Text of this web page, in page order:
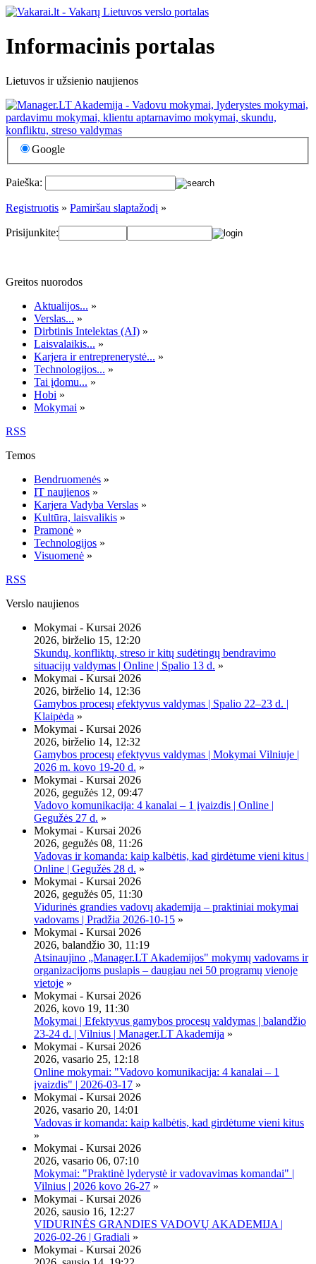
Informacinis portalas
Lietuvos ir užsienio naujienos
Google
Paieška:
Registruotis » Pamiršau slaptažodį »
Prisijunkite:
Greitos nuorodos
Aktualijos... »
Verslas... »
Dirbtinis Intelektas (AI) »
Laisvalaikis... »
Karjera ir entreprenerystė... »
Technologijos... »
Tai įdomu... »
Hobi »
Mokymai »
RSS
Temos
Bendruomenės »
IT naujienos »
Karjera Vadyba Verslas »
Kultūra, laisvalikis »
Pramonė »
Technologijos »
Visuomenė »
RSS
Verslo naujienos
Mokymai - Kursai 2026
2026, birželio 15, 12:20
Skundų, konfliktų, streso ir kitų sudėtingų bendravimo
situacijų valdymas | Online | Spalio 13 d. »
Mokymai - Kursai 2026
2026, birželio 14, 12:36
Gamybos procesų efektyvus valdymas | Spalio 22–23 d. |
Klaipėda »
Mokymai - Kursai 2026
2026, birželio 14, 12:32
Gamybos procesų efektyvus valdymas | Mokymai Vilniuje |
2026 m. kovo 19-20 d. »
Mokymai - Kursai 2026
2026, gegužės 12, 09:47
Vadovo komunikacija: 4 kanalai – 1 įvaizdis | Online |
Gegužės 27 d. »
Mokymai - Kursai 2026
2026, gegužės 08, 11:26
Vadovas ir komanda: kaip kalbėtis, kad girdėtume vieni kitus |
Online | Gegužės 28 d. »
Mokymai - Kursai 2026
2026, gegužės 05, 11:30
Vidurinės grandies vadovų akademija – praktiniai mokymai
vadovams | Pradžia 2026-10-15 »
Mokymai - Kursai 2026
2026, balandžio 30, 11:19
Atsinaujino „Manager.LT Akademijos" mokymų vadovams ir
organizacijoms puslapis – daugiau nei 50 programų vienoje
vietoje »
Mokymai - Kursai 2026
2026, kovo 19, 11:30
Mokymai | Efektyvus gamybos procesų valdymas | balandžio
23-24 d. | Vilnius | Manager.LT Akademija »
Mokymai - Kursai 2026
2026, vasario 25, 12:18
Online mokymai: "Vadovo komunikacija: 4 kanalai – 1
įvaizdis" | 2026-03-17 »
Mokymai - Kursai 2026
2026, vasario 20, 14:01
Vadovas ir komanda: kaip kalbėtis, kad girdėtume vieni kitus
»
Mokymai - Kursai 2026
2026, vasario 06, 07:10
Mokymai: "Praktinė lyderystė ir vadovavimas komandai" |
Vilnius | 2026 kovo 26-27 »
Mokymai - Kursai 2026
2026, sausio 16, 12:27
VIDURINĖS GRANDIES VADOVŲ AKADEMIJA |
2026-02-26 | Gradiali »
Mokymai - Kursai 2026